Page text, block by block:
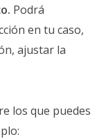
Podrá
en tu caso,
ajustar la
los que puedes